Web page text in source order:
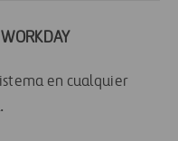
en cualquier